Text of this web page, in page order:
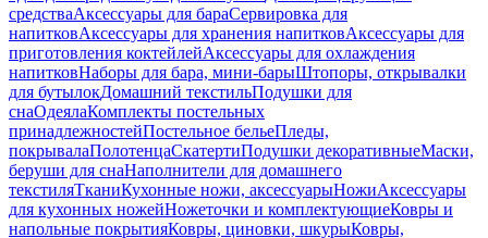
средстваАксессуары для бараСервировка для
напитковАксессуары для хранения напитковАксессуары для
приготовления коктейлейАксессуары для охлаждения
напитковНаборы для бара, мини-барыШтопоры, открывалки
для бутылокДомашний текстильПодушки для
снаОдеялаКомплекты постельных
принадлежностейПостельное бельеПледы,
покрывалаПолотенцаСкатертиПодушки декоративныеМаски,
беруши для снаНаполнители для домашнего
текстиляТканиКухонные ножи, аксессуарыНожиАксессуары
для кухонных ножейНожеточки и комплектующиеКовры и
напольные покрытияКовры, циновки, шкурыКовры,